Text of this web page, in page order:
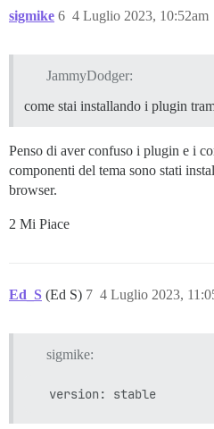
sigmike 4 Luglio 2023, 10:52am
6
JammyDodger:
come stai installando i plugin
Penso di aver confuso i plugin e i
componenti del tema sono stati
browser.
2 Mi Piace
Ed_S (Ed S) 4 Luglio 2023,
7
sigmike: